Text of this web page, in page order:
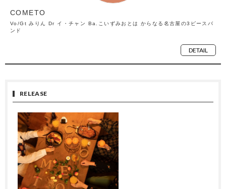
COMETO
Vo/Gt みりん Dr イ・チャン Ba.こいずみおとは からなる名古屋の3ピースバ
ンド
DETAIL
RELEASE